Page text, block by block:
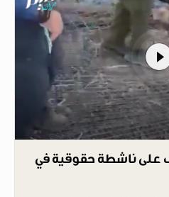
ناشطة حقوقية في